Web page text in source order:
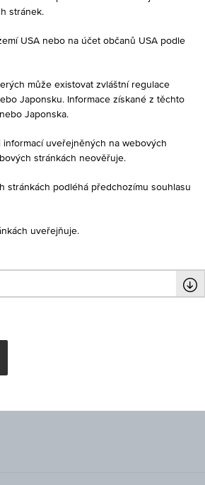
stránek.
USA nebo na účet občanů USA podle
může existovat zvláštní regulace
Japonsku. Informace získané z těchto
Japonska.
uveřejněných na webových
stránkách neověřuje.
stránkách podléhá předchozímu souhlasu
uveřejňuje.